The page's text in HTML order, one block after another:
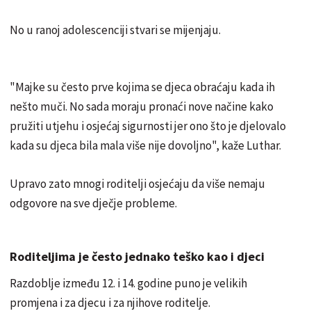
No u ranoj adolescenciji stvari se mijenjaju.
"Majke su često prve kojima se djeca obraćaju kada ih
nešto muči. No sada moraju pronaći nove načine kako
pružiti utjehu i osjećaj sigurnosti jer ono što je djelovalo
kada su djeca bila mala više nije dovoljno", kaže Luthar.
Upravo zato mnogi roditelji osjećaju da više nemaju
odgovore na sve dječje probleme.
Roditeljima je često jednako teško kao i djeci
Razdoblje između 12. i 14. godine puno je velikih
promjena i za djecu i za njihove roditelje.